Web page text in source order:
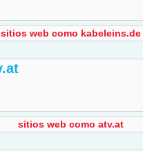
sitios web como kabeleins.de
sitios web como atv.at